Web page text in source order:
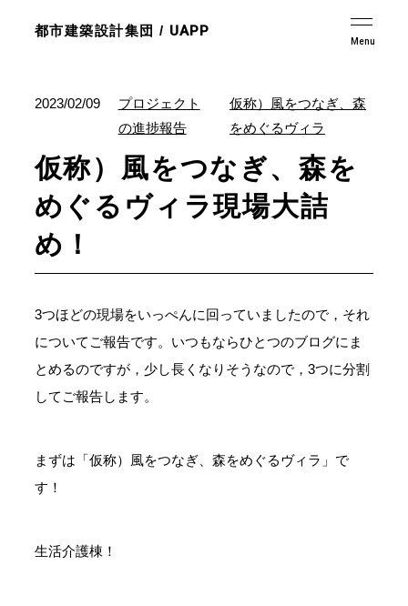
都市建築設計集団 / UAPP
2023/02/09
プロジェクト
の進捗報告
仮称）風をつなぎ、森
をめぐるヴィラ
仮称）風をつなぎ、森を
めぐるヴィラ現場大詰
め！
3つほどの現場をいっぺんに回っていましたので，それ
についてご報告です。いつもならひとつのブログにま
とめるのですが，少し長くなりそうなので，3つに分割
してご報告します。
まずは「仮称）風をつなぎ、森をめぐるヴィラ」で
す！
生活介護棟！